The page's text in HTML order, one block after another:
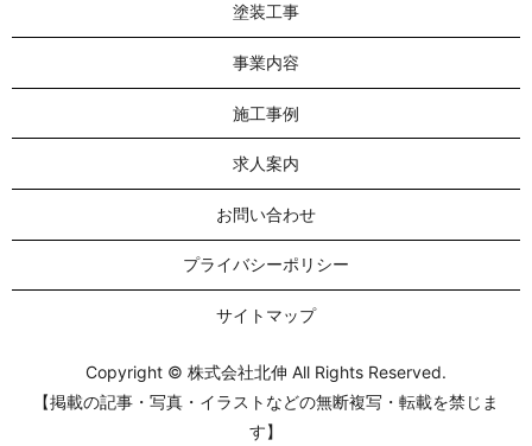
塗装工事
事業内容
施工事例
求人案内
お問い合わせ
プライバシーポリシー
サイトマップ
Copyright © 株式会社北伸 All Rights Reserved.
【掲載の記事・写真・イラストなどの無断複写・転載を禁じま
す】